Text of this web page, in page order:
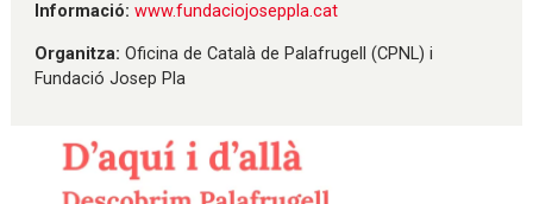
Informació: www.fundaciojoseppla.cat
Organitza: Oficina de Català de Palafrugell (CPNL) i
Fundació Josep Pla